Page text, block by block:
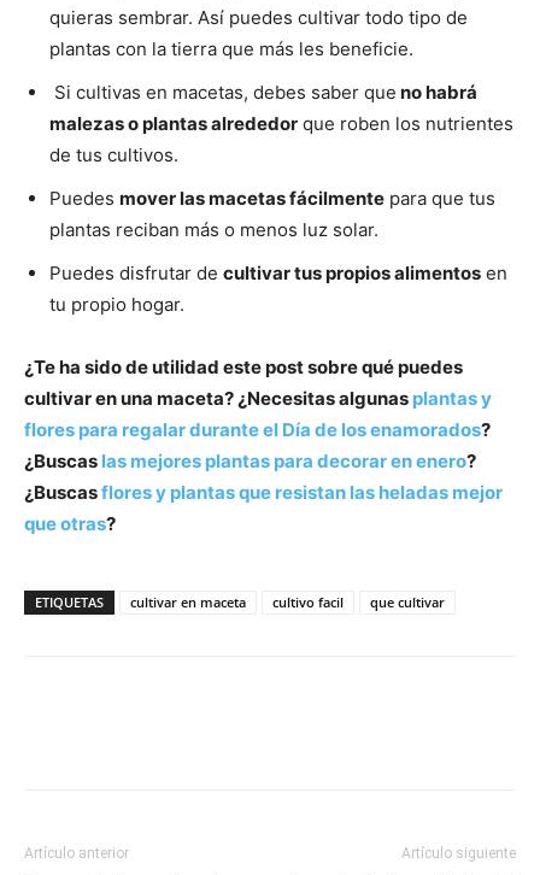
quieras sembrar. Así puedes cultivar todo tipo de
plantas con la tierra que más les beneficie.
Si cultivas en macetas, debes saber que no habrá
malezas o plantas alrededor que roben los nutrientes
de tus cultivos.
Puedes mover las macetas fácilmente para que tus
plantas reciban más o menos luz solar.
Puedes disfrutar de cultivar tus propios alimentos en
tu propio hogar.
¿Te ha sido de utilidad este post sobre qué puedes
cultivar en una maceta? ¿Necesitas algunas plantas y
flores para regalar durante el Día de los enamorados?
¿Buscas las mejores plantas para decorar en enero?
¿Buscasflores y plantas que resistan las heladas mejor
que otras?
ETIQUETAS cultivar en maceta cultivo facil que cultivar
Artículo anterior Artículo siguiente